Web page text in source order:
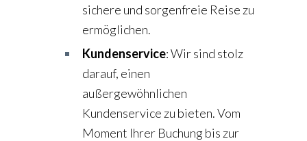
sichere und sorgenfreie Reise zu
ermöglichen.
Kundenservice: Wir sind stolz
darauf, einen
außergewöhnlichen
Kundenservice zu bieten. Vom
Moment Ihrer Buchung bis zur